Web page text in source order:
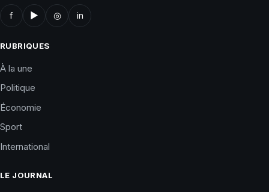
f ▶ ◎ in
RUBRIQUES
À la une
Politique
Économie
Sport
International
LE JOURNAL